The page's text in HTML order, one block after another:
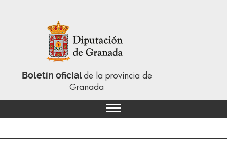
Boletín oficialde la provincia de
Granada